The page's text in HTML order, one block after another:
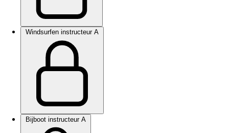
Windsurfen instructeur A
Bijboot instructeur A